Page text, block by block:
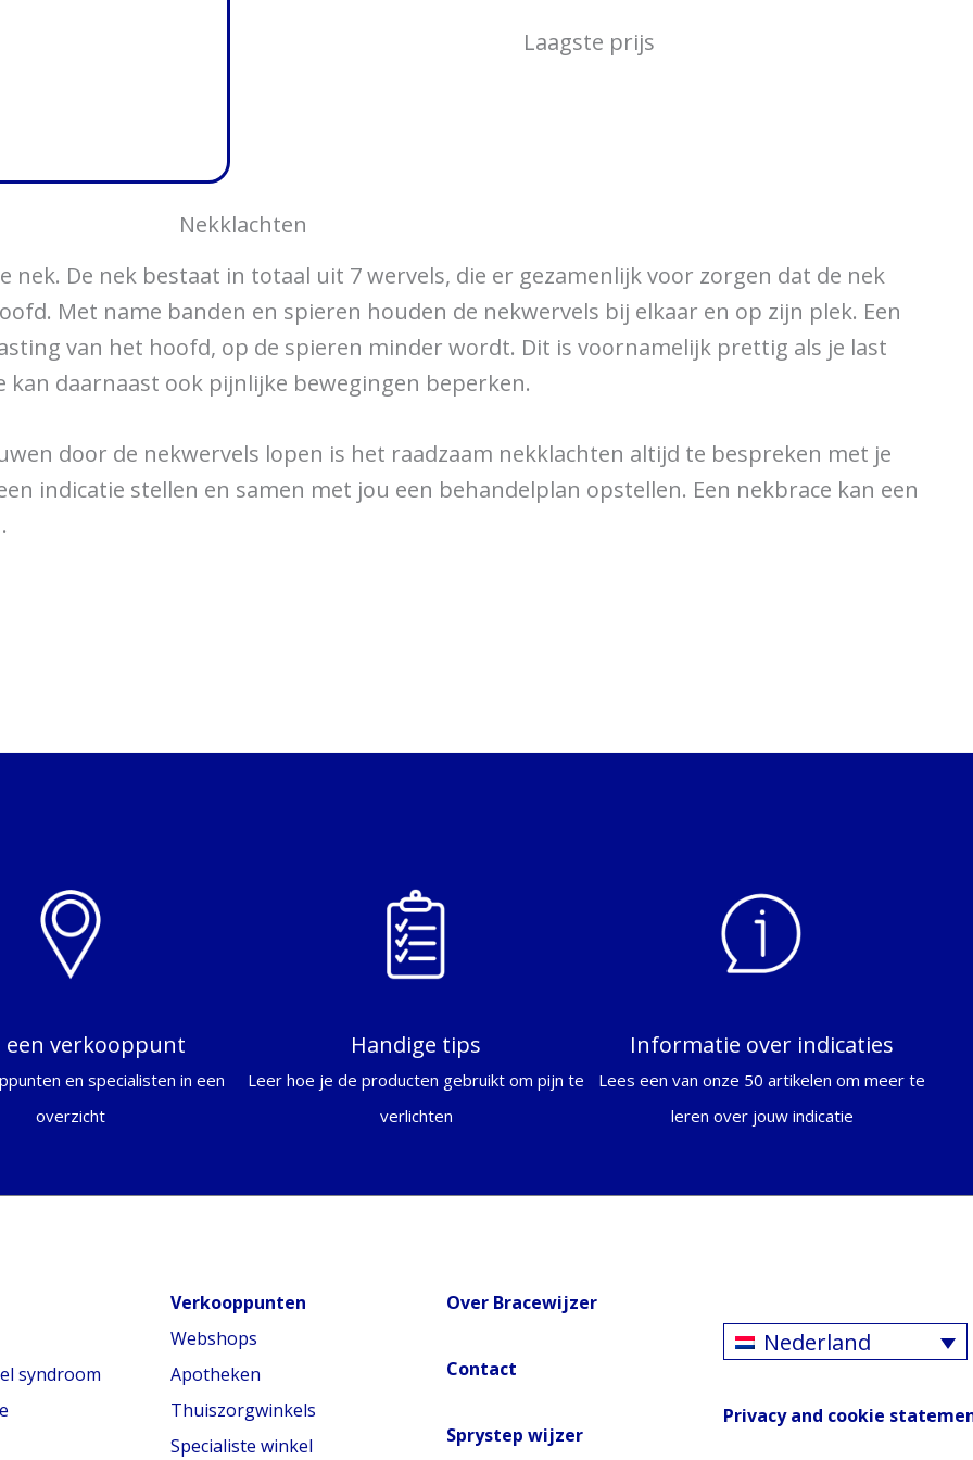
Laagste prijs
Nekklachten
nek. De nek bestaat in totaal uit 7 wervels, die er gezamenlijk voor zorgen dat de nek
Met name banden en spieren houden de nekwervels bij elkaar en op zijn plek. Een
van het hoofd, op de spieren minder wordt. Dit is voornamelijk prettig als je last
kan daarnaast ook pijnlijke bewegingen beperken.
door de nekwervels lopen is het raadzaam nekklachten altijd te bespreken met je
indicatie stellen en samen met jou een behandelplan opstellen. Een nekbrace kan een
een verkooppunt
en specialisten in een
overzicht
Handige tips
Leer hoe je de producten gebruikt om pijn te
verlichten
Informatie over indicaties
Lees een van onze 50 artikelen om meer te
leren over jouw indicatie
syndroom
Verkooppunten
Webshops
Apotheken
Thuiszorgwinkels
Specialiste winkel
Over Bracewijzer
Contact
Sprystep wijzer
Nederland
Privacy and cookie